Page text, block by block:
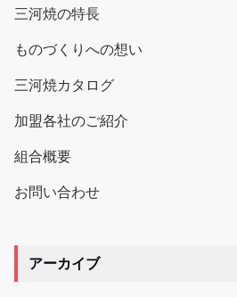
三河焼の特長
ものづくりへの想い
三河焼カタログ
加盟各社のご紹介
組合概要
お問い合わせ
アーカイブ